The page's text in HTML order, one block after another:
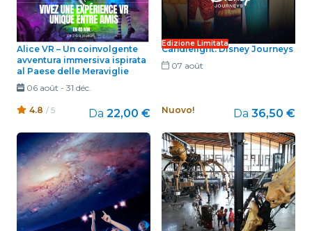
Alice VR – Un coinvolgente
avventura immersiva ispirata
al Paese delle Meraviglie
06 août - 31 déc.
4.8 / 5 Da 22,00 €
Edizione Limitata
Candlelight: Disney Journeys
07 août
Nuovo! Da 36,50 €